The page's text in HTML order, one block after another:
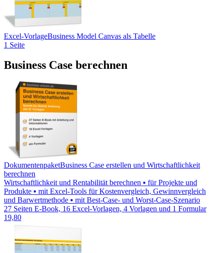
Excel-VorlageBusiness Model Canvas als Tabelle
1 Seite
Business Case berechnen
DokumentenpaketBusiness Case erstellen und Wirtschaftlichkeit
berechnen
Wirtschaftlichkeit und Rentabilität berechnen ▪ für Projekte und
Produkte ▪ mit Excel-Tools für Kostenvergleich, Gewinnvergleich
und Barwertmethode ▪ mit Best-Case- und Worst-Case-Szenario
27 Seiten E-Book, 16 Excel-Vorlagen, 4 Vorlagen und 1 Formular
19,80